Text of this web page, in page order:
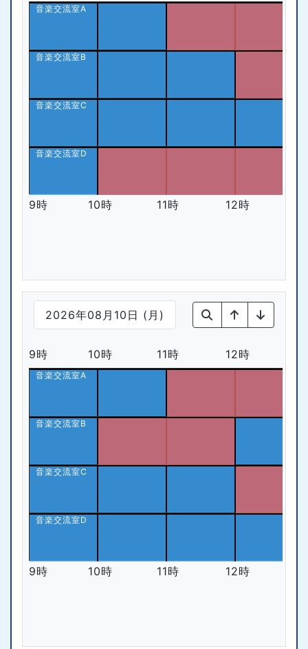
音楽交流室A
音楽交流室B
音楽交流室C
音楽交流室D
9時 10時 11時 12時
2026年08月10日 (月)
音楽交流室A
音楽交流室B
音楽交流室C
音楽交流室D
9時 10時 11時 12時
9時 10時 11時 12時